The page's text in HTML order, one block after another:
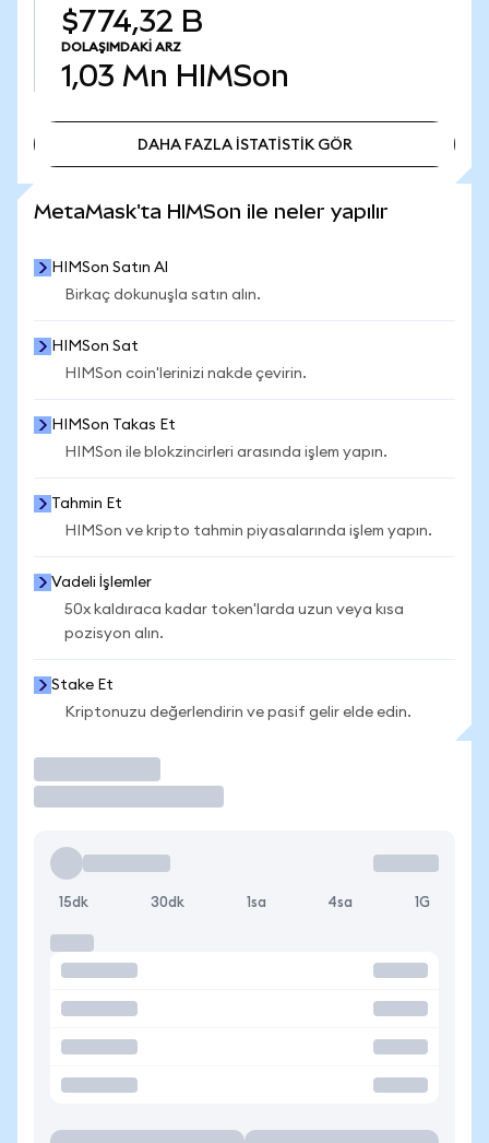
$774,32 B
DOLAŞIMDAKI ARZ
1,03 Mn HIMSon
DAHA FAZLA İSTATİSTİK GÖR
MetaMask'ta HIMSon ile neler yapılır
HIMSon Satın Al
Birkaç dokunuşla satın alın.
HIMSon Sat
HIMSon coin'lerinizi nakde çevirin.
HIMSon Takas Et
HIMSon ile blokzincirleri arasında işlem yapın.
Tahmin Et
HIMSon ve kripto tahmin piyasalarında işlem yapın.
Vadeli İşlemler
50x kaldıraca kadar token'larda uzun veya kısa
pozisyon alın.
Stake Et
Kriptonuzu değerlendirin ve pasif gelir elde edin.
15dk 30dk 1sa 4sa 1G